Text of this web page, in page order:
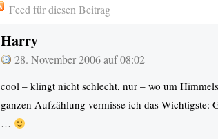
Feed für diesen Beitrag
Harry
28. November 2006 auf 08:02
cool – klingt nicht schlecht, nur – wo um
ganzen Aufzählung vermisse ich das
…